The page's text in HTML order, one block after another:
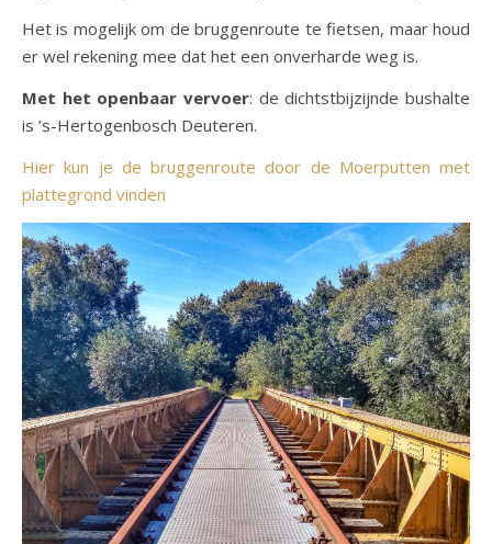
Het is mogelijk om de bruggenroute te fietsen, maar houd
er wel rekening mee dat het een onverharde weg is.
Met het openbaar vervoer: de dichtstbijzijnde bushalte
is ’s-Hertogenbosch Deuteren.
Hier kun je de bruggenroute door de Moerputten met
plattegrond vinden